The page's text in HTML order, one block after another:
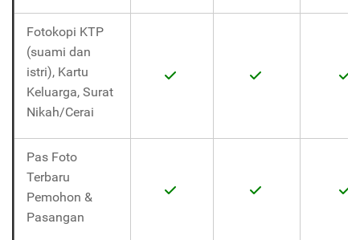
Fotokopi KTP
(suami dan
istri), Kartu
Keluarga, Surat
Nikah/Cerai
Pas Foto
Terbaru
Pemohon &
Pasangan